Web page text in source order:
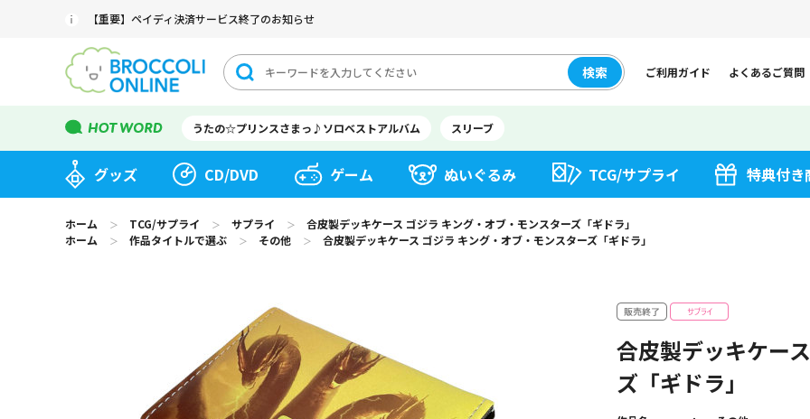
【重要】ペイディ決済サービス終了のお知らせ
検索 ご利用ガイド よくあるご質問
うたの☆プリンスさまっ♪ソロベストアルバム スリーブ
グッズ CD/DVD ゲーム ぬいぐるみ TCG/サプライ 特典付き
ホーム ＞ TCG/サプライ ＞ サプライ ＞
合皮製デッキケース ゴジラ キング・オブ・モンスターズ「ギドラ」
ホーム
＞ 作品タイトルで選ぶ ＞ その他 ＞ 合皮製デッキケース ゴジラ キング・オブ・モンスターズ「ギドラ」
合皮製デッキケー
ズ「ギドラ」